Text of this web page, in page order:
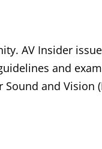
AV Insider
and
and Vision